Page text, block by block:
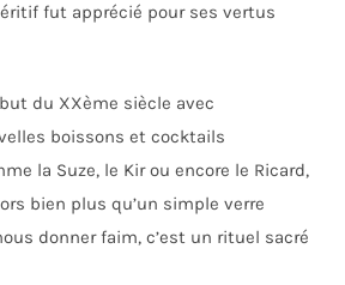
fut apprécié pour ses vertus
du XXème siècle avec
boissons et cocktails
la Suze, le Kir ou encore le Ricard,
bien plus qu’un simple verre
donner faim, c’est un rituel sacré